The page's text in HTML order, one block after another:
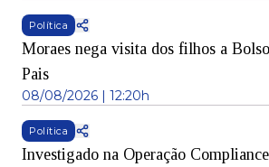
Política
Moraes nega visita dos filhos a
Pais
08/08/2026 | 12:20h
Política
Investigado na Operação